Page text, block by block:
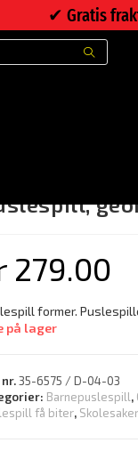
✔︎ Gratis
279.00
former.
på lager
nr.35-6575 / D-04-03
Barnepuslespill,
få biter,